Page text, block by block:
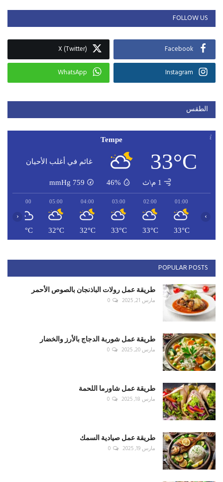
FOLLOW US
Facebook
X (Twitter)
Instagram
WhatsApp
الطقس
Tempe
33°C غائم في أغلب الأحيان
1 م\ث 46%
759
mmHg
01:00
33°C
02:00
33°C
03:00
33°C
04:00
32°C
05:00
32°C
06:00
31°C
‹ ›
POPULAR POSTS
طريقة عمل رولات الباذنجان بالصوص الأحمر
مارس 21, 2025 0
طريقة عمل شوربة الدجاج بالأرز والخضار
مارس 20, 2025 0
طريقة عمل شاورما اللحمة
مارس 18, 2025 0
طريقة عمل صيادية السمك
مارس 19, 2025 0